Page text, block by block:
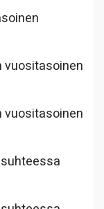
vuositasoinen
vuositasoinen